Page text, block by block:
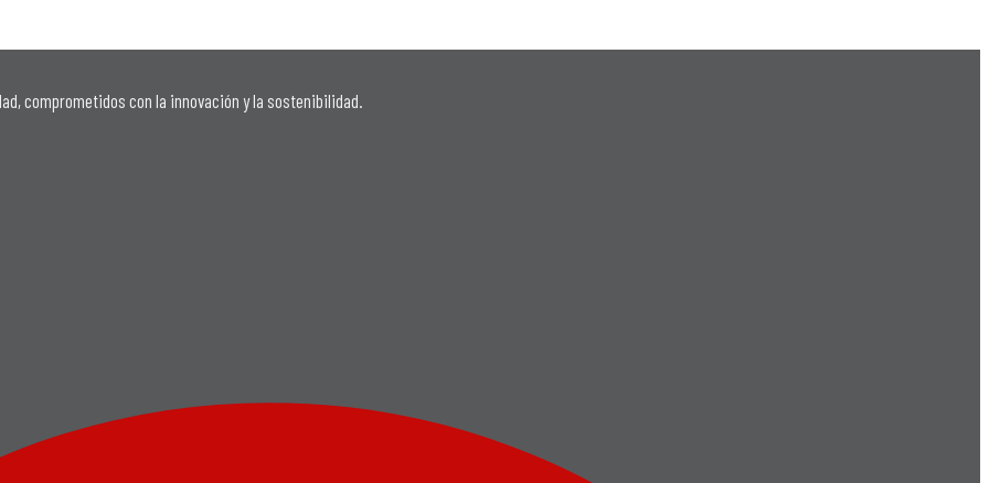
comprometidos con la innovación y la sostenibilidad.